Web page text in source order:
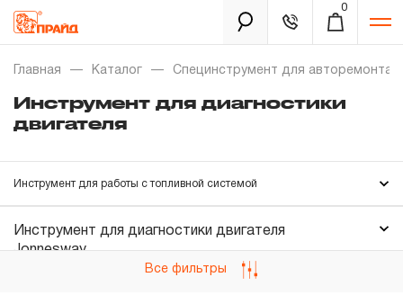
0
Каталог
Золотая лихорадка
Распродажа
Забыли пароль?
Главная Каталог Специнструмент для авторемонта
Инструмент для диагностики
двигателя
Инструмент для работы с топливной системой
Инструмент для работы с системой смазки
Инструмент для работы с системой охлаждения и
Инструмент для диагностики двигателя
Jonnesway
Все фильтры